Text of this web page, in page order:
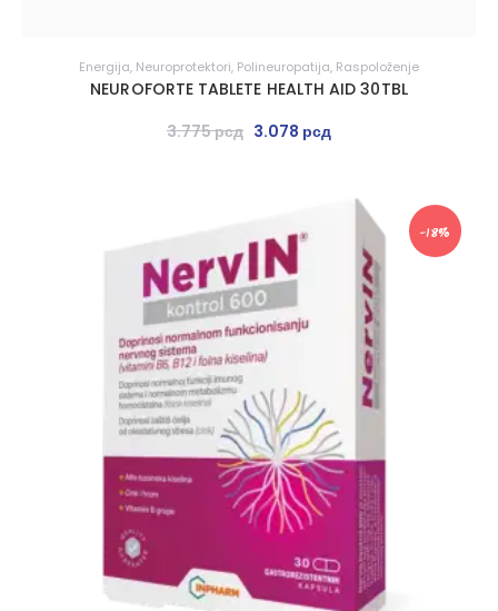
Energija, Neuroprotektori, Polineuropatija, Raspoloženje
NEUROFORTE TABLETE HEALTH AID 30TBL
3.775рсд 3.078 рсд
-18%